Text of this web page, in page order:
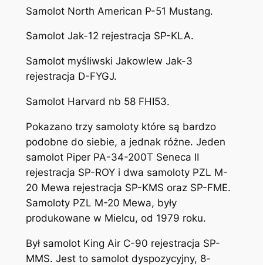
Samolot North American P-51 Mustang.
Samolot Jak-12 rejestracja SP-KLA.
Samolot myśliwski Jakowlew Jak-3
rejestracja D-FYGJ.
Samolot Harvard nb 58 FHI53.
Pokazano trzy samoloty które są bardzo
podobne do siebie, a jednak różne. Jeden
samolot Piper PA-34-200T Seneca II
rejestracja SP-ROY i dwa samoloty PZL M-
20 Mewa rejestracja SP-KMS oraz SP-FME.
Samoloty PZL M-20 Mewa, były
produkowane w Mielcu, od 1979 roku.
Był samolot King Air C-90 rejestracja SP-
MMS. Jest to samolot dyspozycyjny, 8-